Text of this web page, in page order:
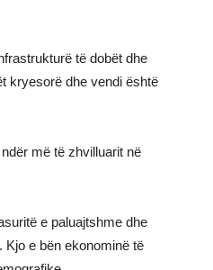
të dobët dhe
kryesorë dhe vendi është
më të zhvilluarit në
e paluajtshme dhe
Kjo e bën ekonominë të